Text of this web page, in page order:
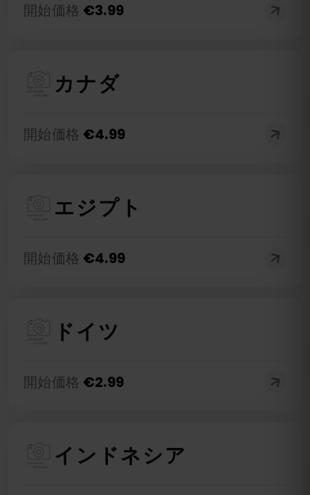
開始価格 €3.99
カナダ
開始価格 €4.99
エジプト
開始価格 €4.99
ドイツ
開始価格 €2.99
インドネシア